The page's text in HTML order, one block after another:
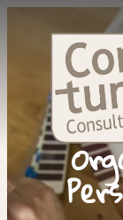
springen